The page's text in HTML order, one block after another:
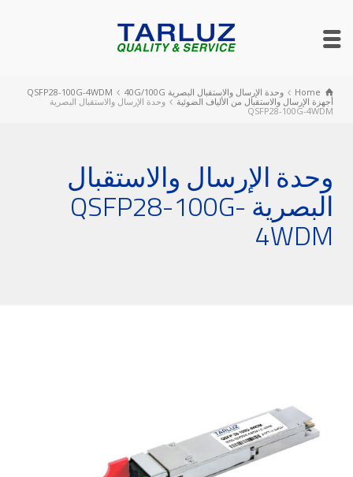
Home وحدة الإرسال والاستقبال البصرية QSFP28-100G-4WDM 40G/100G
أجهزة الإرسال والاستقبال من الألياف الضوئية
وحدة الإرسال والاستقبال البصرية
QSFP28-100G-4WDM
وحدة الإرسال والاستقبال
البصرية QSFP28-100G-
4WDM